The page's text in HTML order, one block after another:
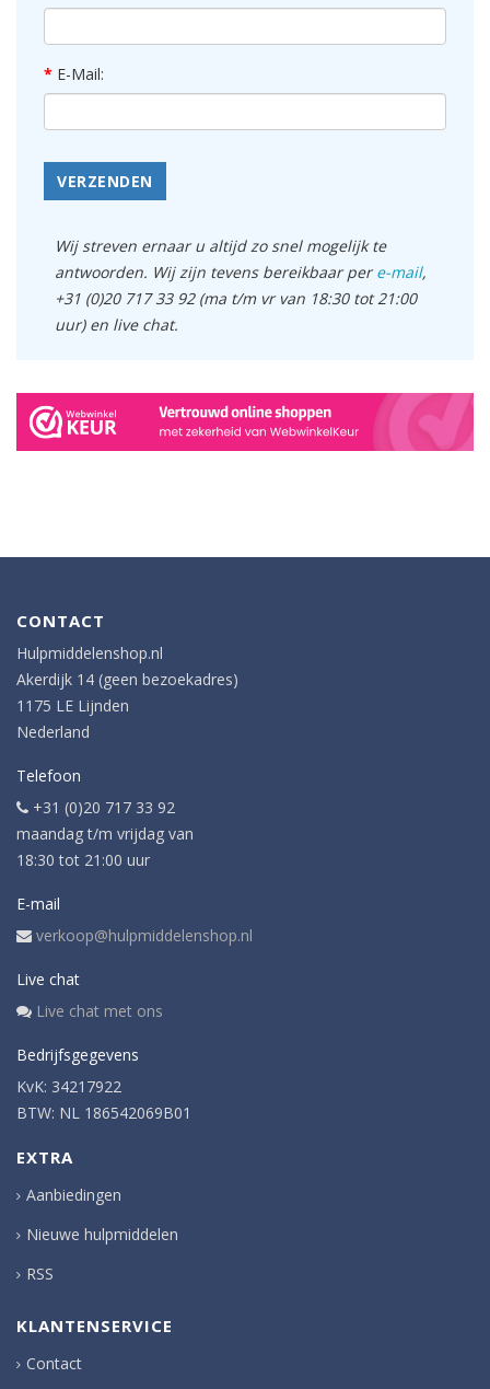
E-Mail:
VERZENDEN
Wij streven ernaar u altijd zo snel mogelijk te
antwoorden. Wij zijn tevens bereikbaar pere-mail,
+31 (0)20 717 33 92 (ma t/m vr van 18:30 tot 21:00
uur) en live chat.
CONTACT
Hulpmiddelenshop.nl
Akerdijk 14 (geen bezoekadres)
1175 LE Lijnden
Nederland
Telefoon
+31 (0)20 717 33 92
maandag t/m vrijdag van
18:30 tot 21:00 uur
E-mail
verkoop@hulpmiddelenshop.nl
Live chat
Live chat met ons
Bedrijfsgegevens
KvK: 34217922
BTW: NL 186542069B01
EXTRA
Aanbiedingen
Nieuwe hulpmiddelen
RSS
KLANTENSERVICE
Contact